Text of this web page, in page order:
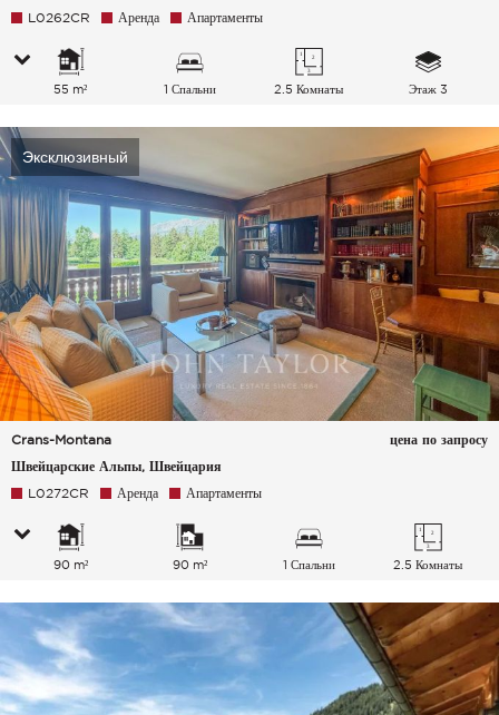
L0262CR Аренда Апартаменты
55 m² 1 Спальни 2.5 Комнаты Этаж 3
Эксклюзивный
Crans-Montana
Швейцарские Альпы, Швейцария
цена по запросу
L0272CR Аренда Апартаменты
90 m² 90 m² 1 Спальни 2.5 Комнаты